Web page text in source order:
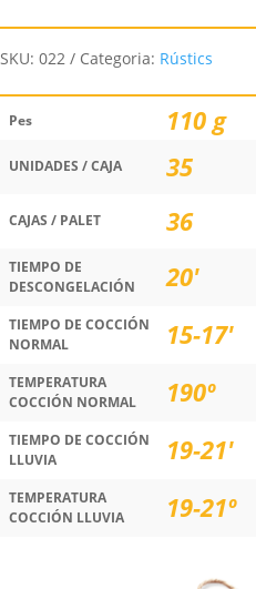
SKU: 022 Categoria: Rústics
Pes 110 g
UNIDADES / CAJA 35
CAJAS / PALET 36
TIEMPO DE
DESCONGELACIÓN
20'
TIEMPO DE COCCIÓN
NORMAL
15-17'
TEMPERATURA
COCCIÓN NORMAL
190º
TIEMPO DE COCCIÓN
LLUVIA
19-21'
TEMPERATURA
COCCIÓN LLUVIA
19-21º